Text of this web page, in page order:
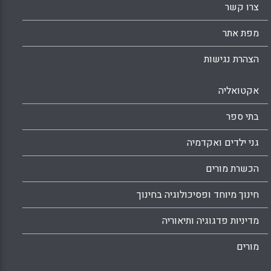
WhatsApp
Facebook
Email
X
צרו קשר
מפת אתר
הצהרת נגישות
אקטואליה
בתי ספר
גני ילדים ואקדמיה
הכשרת מורים
חינוך מיוחד ופסיכולוגיה בחינוך
מדיניות פדגוגיה ותיאוריה
מורים